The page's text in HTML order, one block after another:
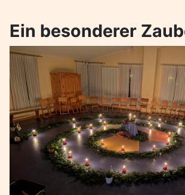
Ein besonderer